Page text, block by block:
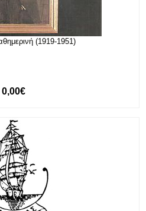
(1919-1951)
0,00€